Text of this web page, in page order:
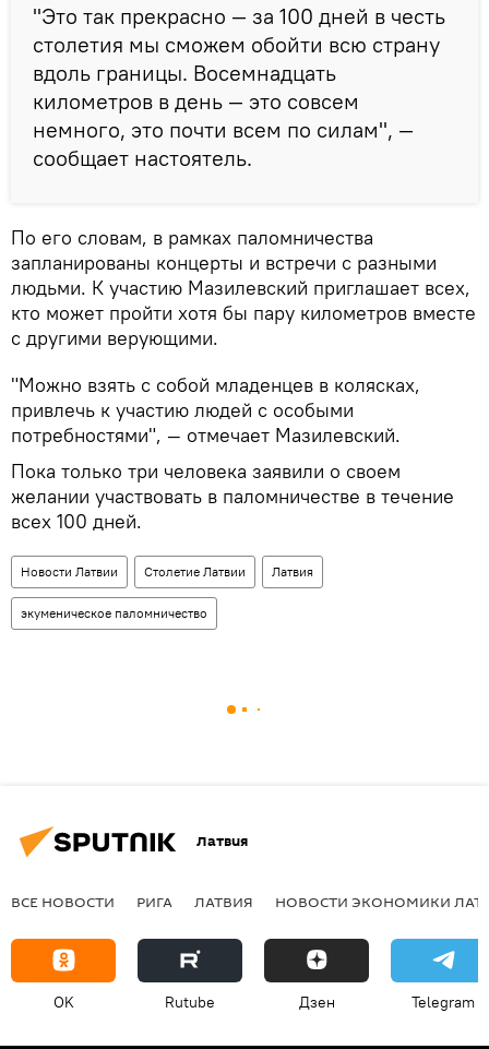
"Это так прекрасно — за 100 дней в честь
столетия мы сможем обойти всю страну
вдоль границы. Восемнадцать
километров в день — это совсем
немного, это почти всем по силам", —
сообщает настоятель.
По его словам, в рамках паломничества
запланированы концерты и встречи с разными
людьми. К участию Мазилевский приглашает всех,
кто может пройти хотя бы пару километров вместе
с другими верующими.
"Можно взять с собой младенцев в колясках,
привлечь к участию людей с особыми
потребностями", — отмечает Мазилевский.
Пока только три человека заявили о своем
желании участвовать в паломничестве в течение
всех 100 дней.
Новости Латвии Столетие Латвии Латвия
экуменическое паломничество
Латвия
ВСЕ НОВОСТИ РИГА ЛАТВИЯ НОВОСТИ ЭКОНОМИКИ
OK Rutube Дзен Telegram